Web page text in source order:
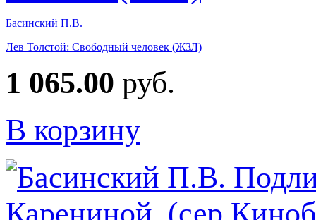
Басинский П.В.
Лев Толстой: Свободный человек (ЖЗЛ)
1 065.00 руб.
В корзину